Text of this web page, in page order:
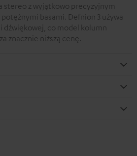
stereo z wyjątkowo precyzyjnym
basami. Defnion 3 używa
dźwiękowej, co model kolumn
znacznie niższą cenę.